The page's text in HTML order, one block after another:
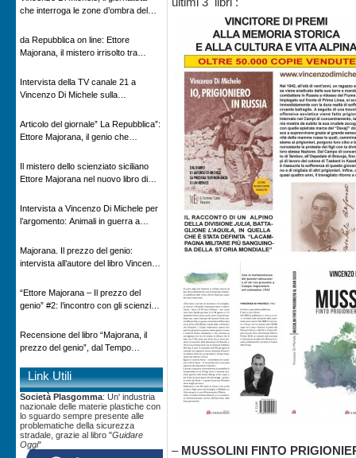
che interroga le zone d’ombra del
da Repubblica on line: Ettore
Majorana, il mistero irrisolto tra
Intervista della TV canale 21 a
Vincenzo Di Michele sulla
Articolo del giornale” La Repubblica”:
Ettore Majorana, il genio che
Il mistero dello scienziato siciliano
Ettore Majorana nel nuovo libro di
Adnkronos
Intervista a Vincenzo Di Michele per
l’argomento: Animali in guerra a
in onda su Espansione TV
Majorana. Il prezzo del genio:
intervista all’autore del libro Vincenzo
“Ettore Majorana ‒ Il prezzo del
genio” #2: l’incontro con gli scienziati
Recensione del libro “Majorana, il
prezzo del genio”, dal Tempo
Link Utili
Società Plasgomma: Un' industria
nazionale delle materie plastiche con
lo sguardo sempre presente alle
problematiche della sicurezza
stradale, grazie al libro "Guidare
Oggi" – MUSSOLINI FINTO